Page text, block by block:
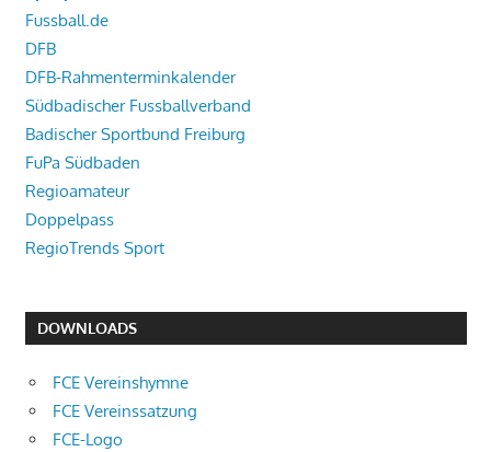
Fussball.de
DFB
DFB-Rahmenterminkalender
Südbadischer Fussballverband
Badischer Sportbund Freiburg
FuPa Südbaden
Regioamateur
Doppelpass
RegioTrends Sport
DOWNLOADS
FCE Vereinshymne
FCE Vereinssatzung
FCE-Logo